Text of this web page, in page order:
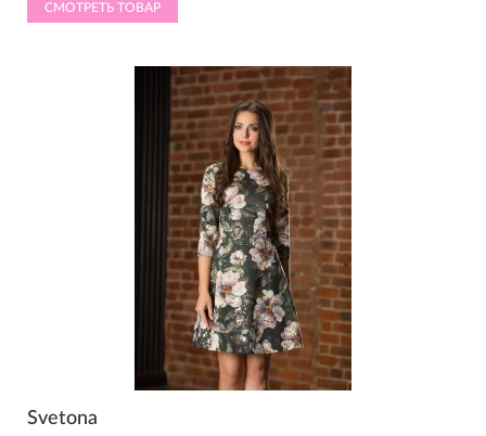
СМОТРЕТЬ ТОВАР
Svetona